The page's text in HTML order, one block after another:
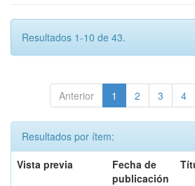
Resultados 1-10 de 43.
Anterior 1 2 3 4
Resultados por ítem:
Vista previa
Fecha de
publicación